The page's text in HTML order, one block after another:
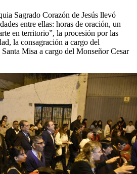
Sagrado Corazón de Jesús llevó
entre ellas: horas de oración, un
en territorio”, la procesión por las
la consagración a cargo del
Misa a cargo del Monseñor Cesar